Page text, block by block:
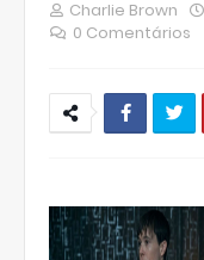
Charlie Brown
0 Comentários